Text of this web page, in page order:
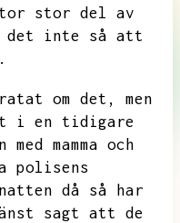
stor del av
det inte så att
om det,
men
i en tidigare
mamma och
polisens
då så har
sagt att de